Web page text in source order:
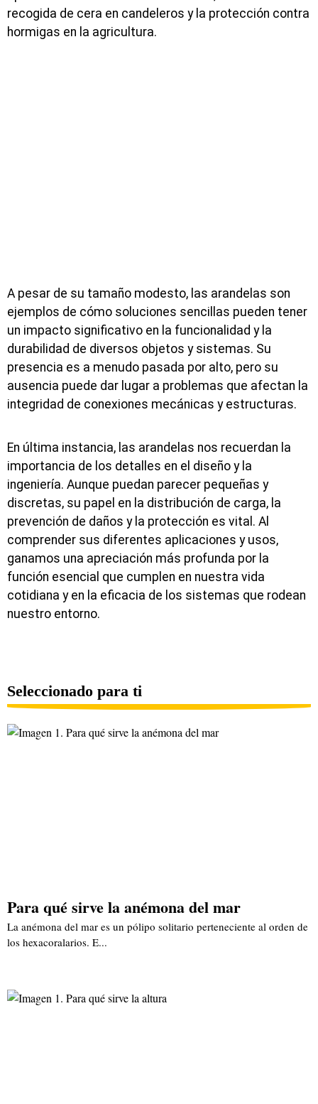
recogida de cera en candeleros y la protección contra
hormigas en la agricultura.
A pesar de su tamaño modesto, las arandelas son
ejemplos de cómo soluciones sencillas pueden tener
un impacto significativo en la funcionalidad y la
durabilidad de diversos objetos y sistemas. Su
presencia es a menudo pasada por alto, pero su
ausencia puede dar lugar a problemas que afectan la
integridad de conexiones mecánicas y estructuras.
En última instancia, las arandelas nos recuerdan la
importancia de los detalles en el diseño y la
ingeniería. Aunque puedan parecer pequeñas y
discretas, su papel en la distribución de carga, la
prevención de daños y la protección es vital. Al
comprender sus diferentes aplicaciones y usos,
ganamos una apreciación más profunda por la
función esencial que cumplen en nuestra vida
cotidiana y en la eficacia de los sistemas que rodean
nuestro entorno.
Seleccionado para ti
Para qué sirve la anémona del mar
La anémona del mar es un pólipo solitario perteneciente al orden de
los hexacoralarios. E...